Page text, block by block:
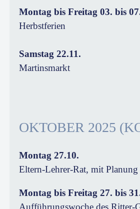
Montag bis Freitag 03. bis
Herbstferien
Samstag 22.11.
Martinsmarkt
OKTOBER 2025
Montag 27.10.
Eltern-Lehrer-Rat, mit
Montag bis Freitag 27. bis
Aufführungswoche des Ritter-